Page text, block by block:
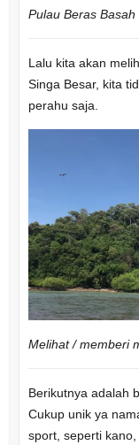
Pulau Beras Basah
Lalu kita akan
Singa Besar, kita
perahu saja.
Melihat / memberi
Berikutnya adalah
Cukup unik ya
sport, seperti